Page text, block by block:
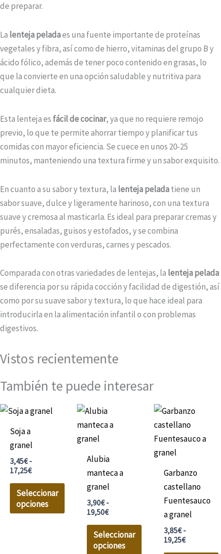
de preparar.
La lenteja peladaes una fuente importante de proteínas
vegetales y fibra, así como de hierro, vitaminas del grupo B y
ácido fólico, además de tener poco contenido en grasas, lo
que la convierte en una opción saludable y nutritiva para
cualquier dieta.
Esta lenteja es fácil de cocinar, ya que no requiere remojo
previo, lo que te permite ahorrar tiempo y planificar tus
comidas con mayor eficiencia. Se cuece en unos 20-25
minutos, manteniendo una textura firme y un sabor exquisito.
En cuanto a su sabor y textura, la lenteja peladatiene un
sabor suave, dulce y ligeramente harinoso, con una textura
suave y cremosa al masticarla. Es ideal para preparar cremas y
purés, ensaladas, guisos y estofados, y se combina
perfectamente con verduras, carnes y pescados.
Comparada con otras variedades de lentejas, la lenteja pelada
se diferencia por su rápida cocción y facilidad de digestión, así
como por su suave sabor y textura, lo que hace ideal para
introducirla en la alimentación infantil o con problemas
digestivos.
Vistos recientemente
También te puede interesar
Soja a
granel
3,45€-
17,25€
Rango
de
3,45€
17,25€
Seleccionar
opciones
Este
tiene
múltiples
variantes.
opciones
se
Alubia
manteca a
granel
3,90€-
19,50€
precios:
hasta
19,50€
Seleccionar
opciones
Este
producto
tiene
opciones
se
elegir
en
Garbanzo
castellano
Fuentesauco
a granel
3,85€-
19,25€
Rango
precios:
desde
Este
producto
tiene
múltiples
pueden
elegir